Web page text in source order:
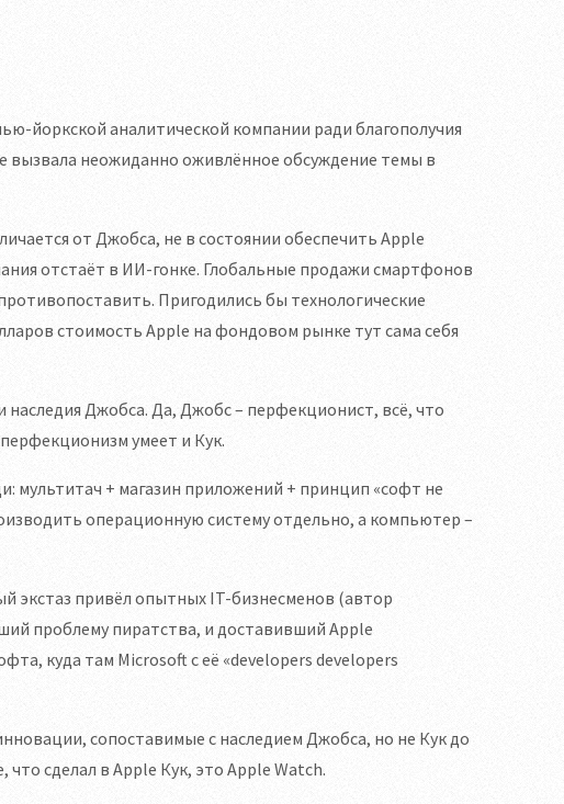
йоркской аналитической компании ради благополучия
вызвала неожиданно оживлённое обсуждение темы в
от Джобса, не в состоянии обеспечить Apple
отстаёт в ИИ-гонке. Глобальные продажи смартфонов
Пригодились бы технологические
стоимость Apple на фондовом рынке тут сама себя
наследия Джобса. Да, Джобс – перфекционист, всё, что
умеет и Кук.
мультитач + магазин приложений + принцип «софт не
операционную систему отдельно, а компьютер –
экстаз привёл опытных IT-бизнесменов (автор
проблему пиратства, и доставивший Apple
куда там Microsoft с её «developers developers
сопоставимые с наследием Джобса, но не Кук до
сделал в Apple Кук, это Apple Watch.